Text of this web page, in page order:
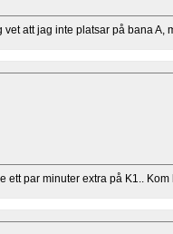
att jag inte platsar på bana
ett par minuter extra på K1..